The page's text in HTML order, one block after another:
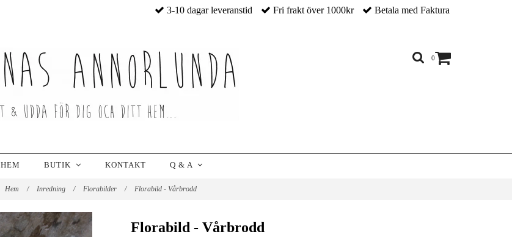
3-10 dagar leveranstid Fri frakt över 1000kr Betala med Faktura
0
HEM BUTIK KONTAKT Q & A
Hem / Inredning / Florabilder / Florabild - Vårbrodd
Florabild - Vårbrodd